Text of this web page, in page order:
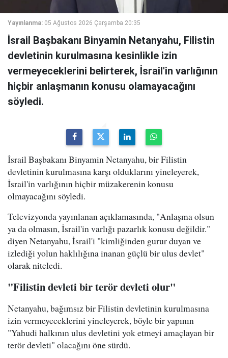
Yayınlanma: 05 Ağustos 2026 Çarşamba 20:35
İsrail Başbakanı Binyamin Netanyahu, Filistin
devletinin kurulmasına kesinlikle izin
vermeyeceklerini belirterek, İsrail'in varlığının
hiçbir anlaşmanın konusu olamayacağını
söyledi.
İsrail Başbakanı Binyamin Netanyahu, bir Filistin
devletinin kurulmasına karşı olduklarını yineleyerek,
İsrail'in varlığının hiçbir müzakerenin konusu
olmayacağını söyledi.
Televizyonda yayınlanan açıklamasında, "Anlaşma olsun
ya da olmasın, İsrail'in varlığı pazarlık konusu değildir."
diyen Netanyahu, İsrail'i "kimliğinden gurur duyan ve
izlediği yolun haklılığına inanan güçlü bir ulus devlet"
olarak niteledi.
"Filistin devleti bir terör devleti olur"
Netanyahu, bağımsız bir Filistin devletinin kurulmasına
izin vermeyeceklerini yineleyerek, böyle bir yapının
"Yahudi halkının ulus devletini yok etmeyi amaçlayan bir
terör devleti" olacağını öne sürdü.